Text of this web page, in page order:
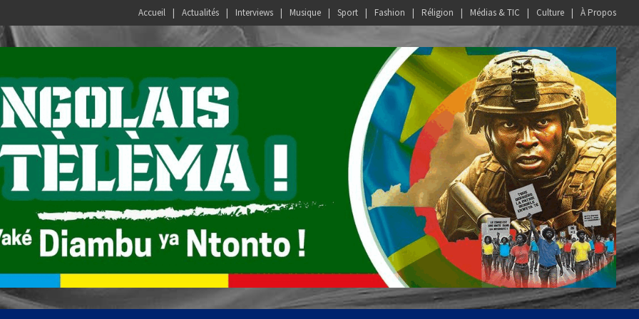
Accueil Actualités Interviews Musique Sport Fashion Réligion Médias & TIC Culture À Propos